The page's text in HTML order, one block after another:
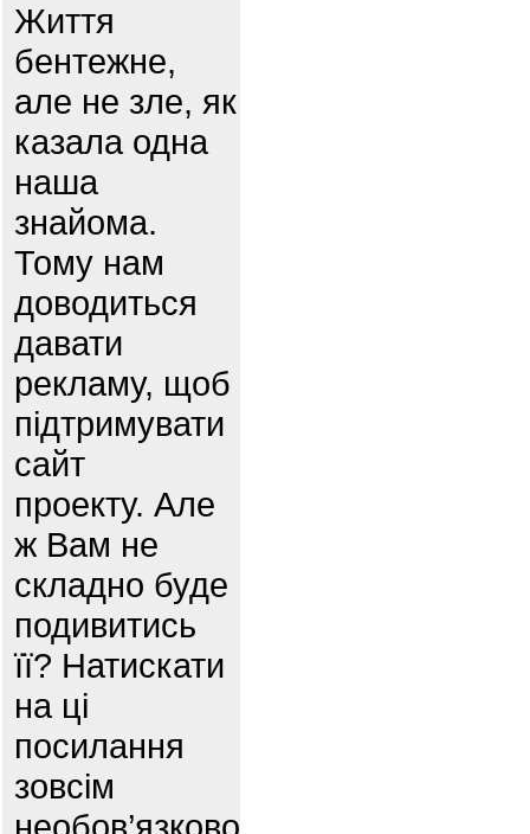
Життя
бентежне,
але не зле, як
казала одна
наша
знайома.
Тому нам
доводиться
давати
рекламу, щоб
підтримувати
сайт
проекту. Але
ж Вам не
складно буде
подивитись
її? Натискати
на ці
посилання
зовсім